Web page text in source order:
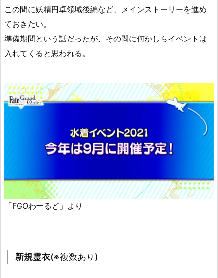
この間に妖精円卓領域後編など、メインストーリーを進め
ておきたい。
準備期間という話だったが、その間に何かしらイベントは
入れてくると思われる。
「FGOわーるど」より
新規霊衣(※複数あり)